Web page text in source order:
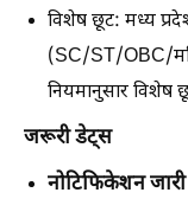
विशेष छूट: मध्य
(SC/ST/OBC/
नियमानुसार विशेष
जरूरी डेट्स
नोटिफिकेशन